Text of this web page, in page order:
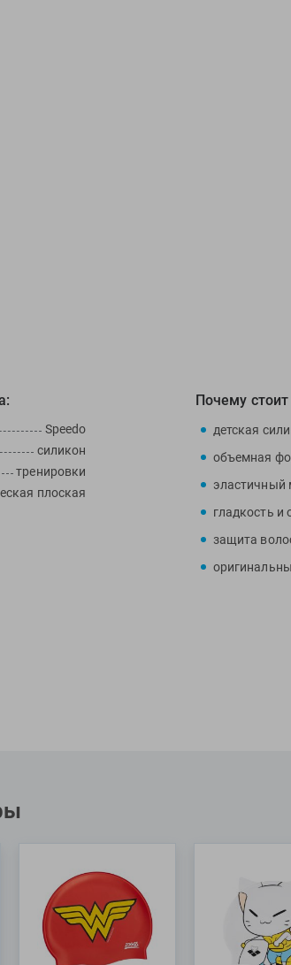
Speedo
силикон
тренировки
плоская
Почему
детская
объемная
эластичный
гладкость и
защита